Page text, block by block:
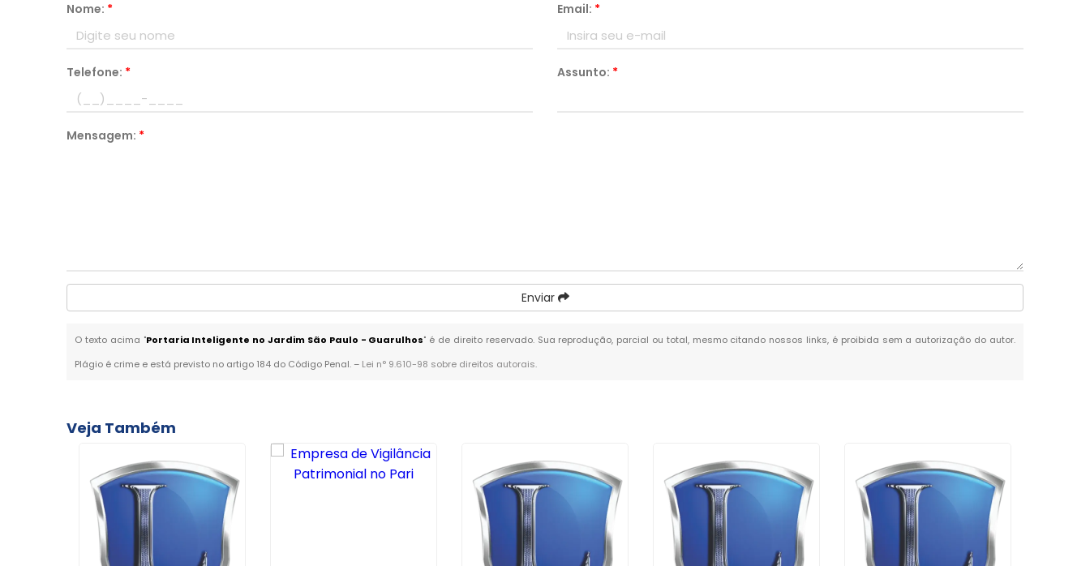
Nome: * Email: *
Telefone: * Assunto: *
Mensagem: *
Enviar
O texto acima "Portaria Inteligente no Jardim São Paulo - Guarulhos" é de direito reservado. Sua reprodução, parcial ou total, mesmo citando nossos links, é proibida sem a autorização do autor.
Plágio é crime e está previsto no artigo 184 do Código Penal. – Lei n° 9.610-98 sobre direitos autorais.
Veja Também